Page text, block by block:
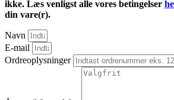
ikke. Læs venligst alle vores betingelser
din vare(r).
Navn
E-mail
Ordreoplysninger